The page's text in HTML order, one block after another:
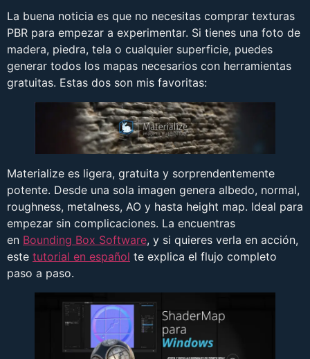
La buena noticia es que no necesitas comprar texturas
PBR para empezar a experimentar. Si tienes una foto de
madera, piedra, tela o cualquier superficie, puedes
generar todos los mapas necesarios con herramientas
gratuitas. Estas dos son mis favoritas:
Materialize es ligera, gratuita y sorprendentemente
potente. Desde una sola imagen genera albedo, normal,
roughness, metalness, AO y hasta height map. Ideal para
empezar sin complicaciones. La encuentras
en Bounding Box Software, y si quieres verla en acción,
este tutorial en español te explica el flujo completo
paso a paso.